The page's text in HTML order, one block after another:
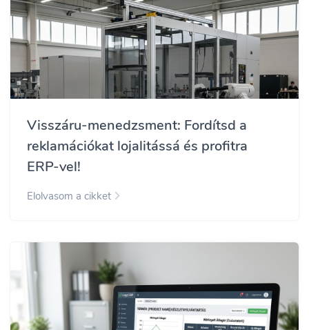
Visszáru-menedzsment: Fordítsd a
reklamációkat lojalitássá és profitra
ERP-vel!
Elolvasom a cikket